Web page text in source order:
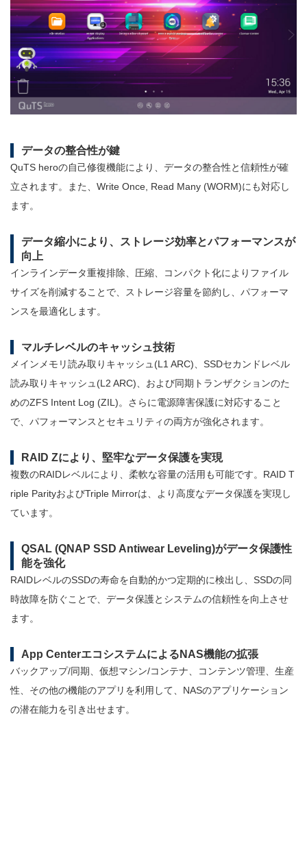
データの整合性が鍵
QuTS heroの自己修復機能により、データの整合性と信頼性が確
立されます。また、Write Once, Read Many (WORM)にも対応し
ます。
データ縮小により、ストレージ効率とパフォーマンスが
向上
インラインデータ重複排除、圧縮、コンパクト化によりファイル
サイズを削減することで、ストレージ容量を節約し、パフォーマ
ンスを最適化します。
マルチレベルのキャッシュ技術
メインメモリ読み取りキャッシュ(L1 ARC)、SSDセカンドレベル
読み取りキャッシュ(L2 ARC)、および同期トランザクションのた
めのZFS Intent Log (ZIL)。さらに電源障害保護に対応すること
で、パフォーマンスとセキュリティの両方が強化されます。
RAID Zにより、堅牢なデータ保護を実現
複数のRAIDレベルにより、柔軟な容量の活用も可能です。RAID T
riple ParityおよびTriple Mirrorは、より高度なデータ保護を実現し
ています。
QSAL (QNAP SSD Antiwear Leveling)がデータ保護性
能を強化
RAIDレベルのSSDの寿命を自動的かつ定期的に検出し、SSDの同
時故障を防ぐことで、データ保護とシステムの信頼性を向上させ
ます。
App CenterエコシステムによるNAS機能の拡張
バックアップ/同期、仮想マシン/コンテナ、コンテンツ管理、生産
性、その他の機能のアプリを利用して、NASのアプリケーション
の潜在能力を引き出せます。